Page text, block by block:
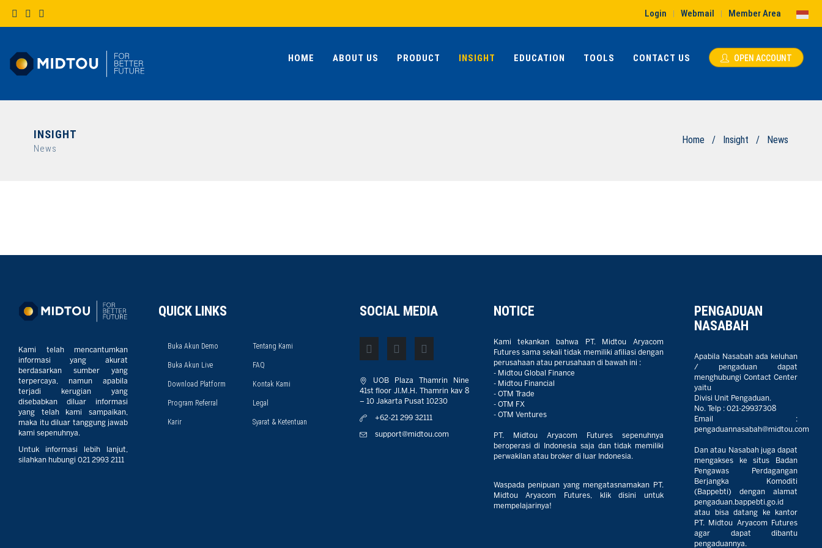
Login | Webmail | Member Area
HOME ABOUT US PRODUCT INSIGHT EDUCATION TOOLS CONTACT US OPEN ACCOUNT
INSIGHT
News
Home / Insight / News
Kami telah mencantumkan
informasi yang akurat
berdasarkan sumber yang
terpercaya, namun apabila
terjadi kerugian yang
disebabkan diluar informasi
yang telah kami sampaikan,
maka itu diluar tanggung jawab
kami sepenuhnya.
Untuk informasi lebih lanjut,
silahkan hubungi 021 2993 2111
QUICK LINKS
Buka Akun Demo
Buka Akun Live
Download Platform
Program Referral
Karir
Tentang Kami
FAQ
Kontak Kami
Legal
Syarat & Ketentuan
SOCIAL MEDIA
UOB Plaza Thamrin Nine
41st floor JI.M.H. Thamrin kav 8
– 10 Jakarta Pusat 10230
+62-21 299 32111
support@midtou.com
NOTICE
Kami tekankan bahwa PT. Midtou Aryacom
Futures sama sekali tidak memiliki afiliasi dengan
perusahaan atau perusahaan di bawah ini :
- Midtou Global Finance
- Midtou Financial
- OTM Trade
- OTM FX
- OTM Ventures
PT. Midtou Aryacom Futures sepenuhnya
beroperasi di Indonesia saja dan tidak memiliki
perwakilan atau broker di luar Indonesia.
Waspada penipuan yang mengatasnamakan PT.
Midtou Aryacom Futures, klik disini untuk
mempelajarinya!
PENGADUAN
NASABAH
Apabila Nasabah ada keluhan
/ pengaduan dapat
menghubungi Contact Center
yaitu
Divisi Unit Pengaduan.
No. Telp : 021-29937308
Email :
pengaduannasabah@midtou.com
Dan atau Nasabah juga dapat
mengakses ke situs Badan
Pengawas Perdagangan
Berjangka Komoditi
(Bappebti) dengan alamat
pengaduan.bappebti.go.id
atau bisa datang ke kantor
PT. Midtou Aryacom Futures
agar dapat dibantu
pengaduannya.